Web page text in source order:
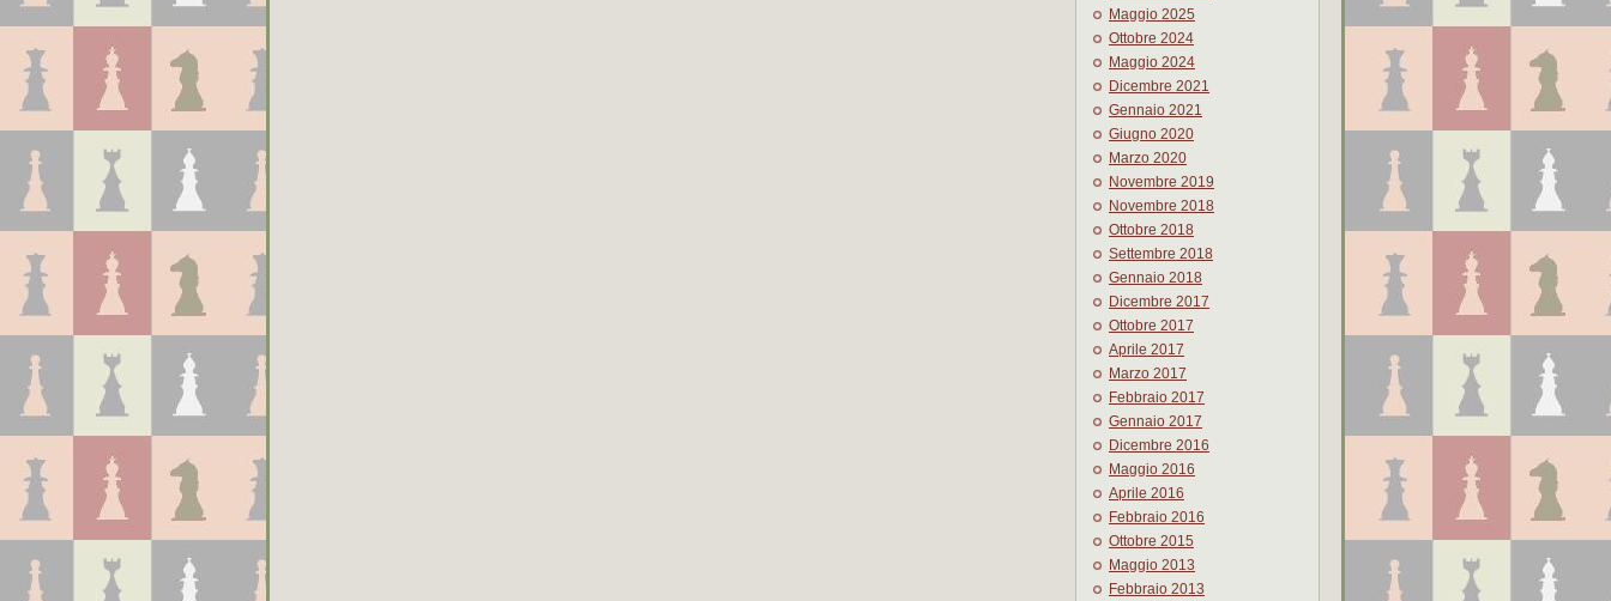
Maggio 2025
Ottobre 2024
Maggio 2024
Dicembre 2021
Gennaio 2021
Giugno 2020
Marzo 2020
Novembre 2019
Novembre 2018
Ottobre 2018
Settembre 2018
Gennaio 2018
Dicembre 2017
Ottobre 2017
Aprile 2017
Marzo 2017
Febbraio 2017
Gennaio 2017
Dicembre 2016
Maggio 2016
Aprile 2016
Febbraio 2016
Ottobre 2015
Maggio 2013
Febbraio 2013